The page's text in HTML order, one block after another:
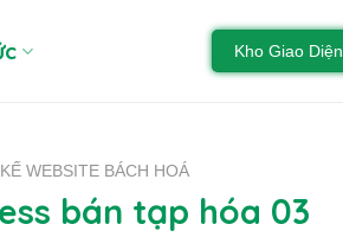
Kho Giao Diện
WEBSITE BÁCH HOÁ
bán tạp hóa 03